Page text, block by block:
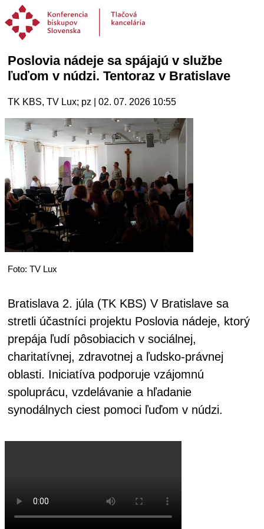
Poslovia nádeje sa spájajú v službe
ľuďom v núdzi. Tentoraz v Bratislave
TK KBS, TV Lux; pz | 02. 07. 2026 10:55
Foto: TV Lux
Bratislava 2. júla (TK KBS) V Bratislave sa
stretli účastníci projektu Poslovia nádeje, ktorý
prepája ľudí pôsobiacich v sociálnej,
charitatívnej, zdravotnej a ľudsko-právnej
oblasti. Iniciatíva podporuje vzájomnú
spoluprácu, vzdelávanie a hľadanie
synodálnych ciest pomoci ľuďom v núdzi.